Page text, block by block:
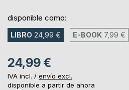
disponible como:
LIBRO 24,99 € E-BOOK 7,99 €
24,99 €
IVA incl. / envío excl.
disponible a partir de ahora